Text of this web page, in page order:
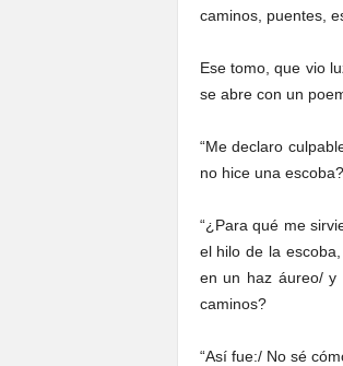
caminos, puentes,
Ese tomo, que vio
se abre con un
“Me declaro
no hice una
“¿Para qué me
el hilo de la
en un haz áureo/ y
caminos?
“Así fue:/ No sé